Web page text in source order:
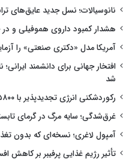
نانوسیالات؛ نسل جدید عایق‌های
هشدار کمبود داروی هموفیلی و
آمریکا مدل «دکتری صنعتی» را
افتخار جهانی برای دانشمند
شد
رکوردشکنی انرژی تجدیدپذیر با ۵۸۰۰ مگاوات برق
غرق‌شدگی؛ سایه مرگ در گرمای
آمپول لاغری؛ نسخه‌ای که بدون
تأثیر رژیم غذایی پرفیبر بر کاهش